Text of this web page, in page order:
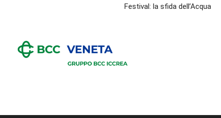
Festival: la sfida dell’Acqua